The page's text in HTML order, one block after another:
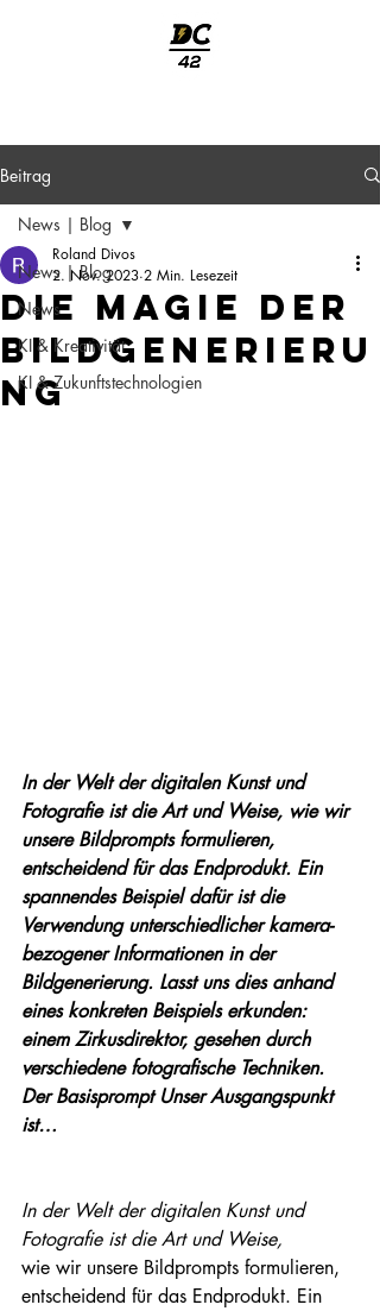
Beitrag
News | Blog
News
KI & Kreativität
KI & Zukunftstechnologien
News | Blog
Die Magie der
Bildgenerieru
ng
Roland Divos
2. Nov. 2023 2 Min. Lesezeit
In der Welt der digitalen Kunst und
Fotografie ist die Art und Weise, wie wir
unsere Bildprompts formulieren,
entscheidend für das Endprodukt. Ein
spannendes Beispiel dafür ist die
Verwendung unterschiedlicher kamera-
bezogener Informationen in der
Bildgenerierung. Lasst uns dies anhand
eines konkreten Beispiels erkunden:
einem Zirkusdirektor, gesehen durch
verschiedene fotografische Techniken.
Der Basisprompt Unser Ausgangspunkt
ist…
In der Welt der digitalen Kunst und
Fotografie ist die Art und Weise,
wie wir unsere Bildprompts formulieren,
entscheidend für das Endprodukt. Ein